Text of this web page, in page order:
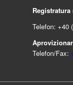
Telefon: +40
Telefon/Fax: